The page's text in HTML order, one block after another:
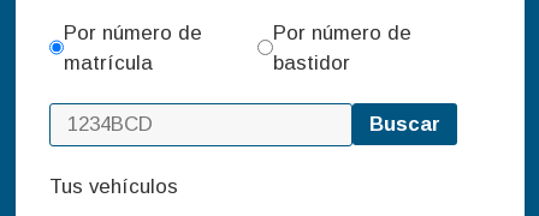
Por número de
matrícula
Por número de
bastidor
Buscar
Tus vehículos